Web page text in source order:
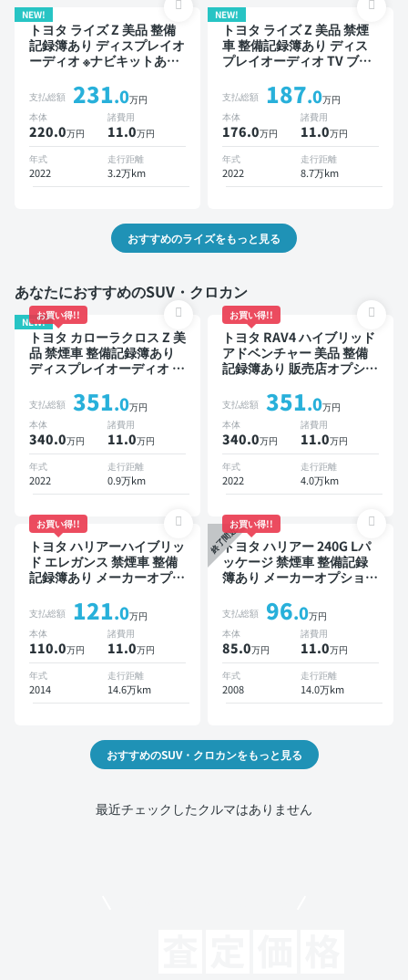
NEW!
トヨタ ライズ Z 美品 整備
記録簿あり ディスプレイオ
ーディオ ※ナビキットあり
ニター オートクルーズ ス
マートキー ETC バックモ
ニター 全方位カメラ ドラ
イブレコーダー 衝突軽減
支払総額 231.0万円
本体
220.0万円
諸費用
11.0万円
年式
2022
走行距離
3.2万km
NEW!
トヨタ ライズ Z 美品 禁煙
車 整備記録簿あり ディス
プレイオーディオ TV ブラ
ートクルーズ スマートキー
ETC バックモニター 全方
位カメラ ドライブレコーダ
ー 衝突軽減
支払総額 187.0万円
本体
176.0万円
諸費用
11.0万円
年式
2022
走行距離
8.7万km
おすすめのライズをもっと見る
あなたにおすすめのSUV・クロカン
NEW!
お買い得!!
トヨタ カローラクロス Z 美
品 禁煙車 整備記録簿あり
ディスプレイオーディオ ※
スポットモニター オートク
ルーズ スマートキー ETC
電動バックドア バックモニ
ター 全方位カメラ ドライ
ブレコーダー 衝突軽減
支払総額 351.0万円
本体
340.0万円
諸費用
11.0万円
年式
2022
走行距離
0.9万km
お買い得!!
トヨタ RAV4 ハイブリッド
アドベンチャー 美品 整備
記録簿あり 販売店オプショ
ットモニター デジタルイン
ナーミラー オートクルーズ
スマートキー ETC バック
モニター ドライブレコーダ
ー 衝突軽減
支払総額 351.0万円
本体
340.0万円
諸費用
11.0万円
年式
2022
走行距離
4.0万km
お買い得!!
トヨタ ハリアーハイブリッ
ド エレガンス 禁煙車 整備
記録簿あり メーカーオプシ
ETC バックモニター ドラ
イブレコーダー
支払総額 121.0万円
本体
110.0万円
諸費用
11.0万円
年式
2014
走行距離
14.6万km
終了間近
お買い得!!
トヨタ ハリアー 240G Lパ
ッケージ 禁煙車 整備記録
簿あり メーカーオプション
ETC サンルーフ バックモ
ニター ドライブレコーダー
支払総額 96.0万円
本体
85.0万円
諸費用
11.0万円
年式
2008
走行距離
14.0万km
おすすめのSUV・クロカンをもっと見る
最近チェックしたクルマはありません